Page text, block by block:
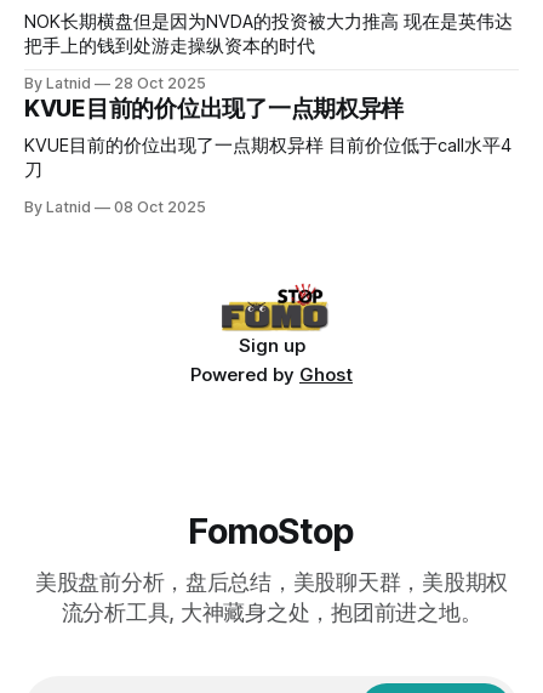
NOK长期横盘但是因为NVDA的投资被大力推高 现在是英伟达
把手上的钱到处游走操纵资本的时代
By Latnid 28 Oct 2025
KVUE目前的价位出现了一点期权异样
KVUE目前的价位出现了一点期权异样 目前价位低于call水平4
刀
By Latnid 08 Oct 2025
Sign up
Powered by Ghost
FomoStop
美股盘前分析，盘后总结，美股聊天群，美股期权
流分析工具, 大神藏身之处，抱团前进之地。